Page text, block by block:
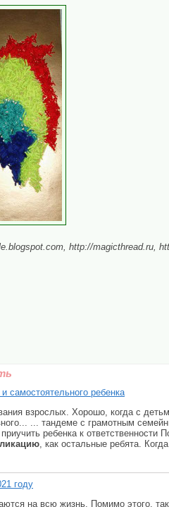
http://magicthread.ru,
самостоятельного ребенка
взрослых. Хорошо, когда с
... тандеме с грамотным
приучить ребенка к
, как остальные ребята.
году
на всю жизнь. Помимо этого,